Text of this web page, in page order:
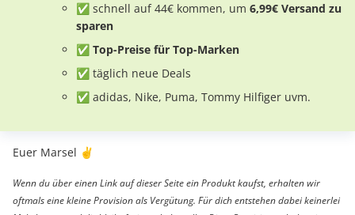
✅ schnell auf 44€ kommen, um 6,99€ Versand zu
sparen
✅ Top-Preise für Top-Marken
✅ täglich neue Deals
✅ adidas, Nike, Puma, Tommy Hilfiger uvm.
Euer Marsel ✌️
Wenn du über einen Link auf dieser Seite ein Produkt kaufst, erhalten wir
oftmals eine kleine Provision als Vergütung. Für dich entstehen dabei keinerlei